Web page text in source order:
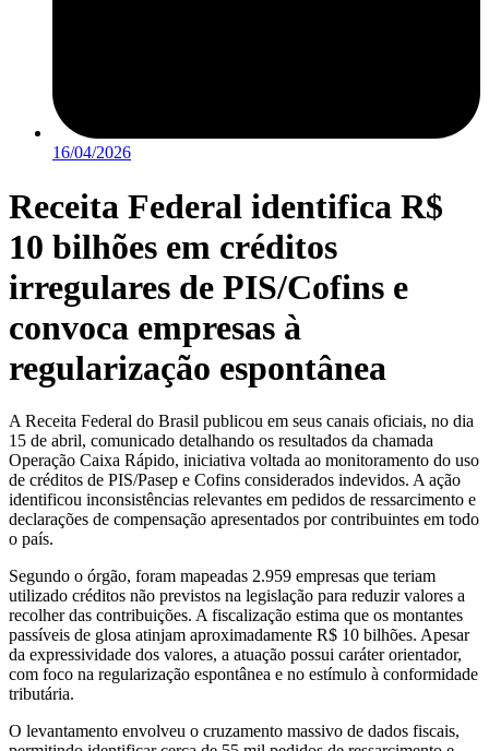
16/04/2026
Receita Federal identifica R$
10 bilhões em créditos
irregulares de PIS/Cofins e
convoca empresas à
regularização espontânea
A Receita Federal do Brasil publicou em seus canais oficiais, no dia
15 de abril, comunicado detalhando os resultados da chamada
Operação Caixa Rápido, iniciativa voltada ao monitoramento do uso
de créditos de PIS/Pasep e Cofins considerados indevidos. A ação
identificou inconsistências relevantes em pedidos de ressarcimento e
declarações de compensação apresentados por contribuintes em todo
o país.
Segundo o órgão, foram mapeadas 2.959 empresas que teriam
utilizado créditos não previstos na legislação para reduzir valores a
recolher das contribuições. A fiscalização estima que os montantes
passíveis de glosa atinjam aproximadamente R$ 10 bilhões. Apesar
da expressividade dos valores, a atuação possui caráter orientador,
com foco na regularização espontânea e no estímulo à conformidade
tributária.
O levantamento envolveu o cruzamento massivo de dados fiscais,